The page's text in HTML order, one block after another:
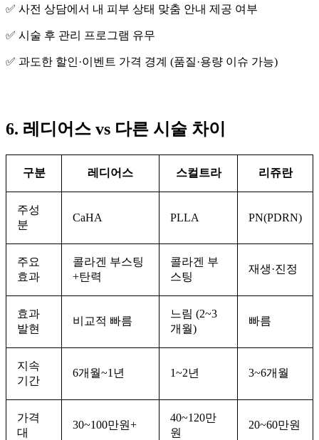
✅ 사전 상담에서 내 피부 상태 맞춤 안내 제공 여부
✅ 시술 후 관리 프로그램 유무
✅ 과도한 할인·이벤트 가격 경계 (품질·용량 이슈 가능)
6. 레디어스 vs 다른 시술 차이
구분 레디어스 스컬트라 리쥬란
주성
분
CaHA PLLA PN(PDRN)
주요
효과
콜라겐 부스팅
+탄력
콜라겐 부
스팅
재생·진정
효과
발현
비교적 빠름
느림 (2~3
개월)
빠름
지속
기간
6개월~1년 1~2년 3~6개월
가격
대
30~100만원+
40~120만
원
20~60만원